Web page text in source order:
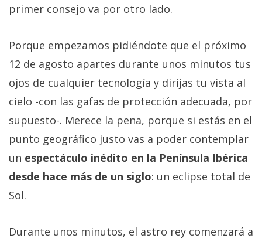
primer consejo va por otro lado.
Porque empezamos pidiéndote que el próximo
12 de agosto apartes durante unos minutos tus
ojos de cualquier tecnología y dirijas tu vista al
cielo -con las gafas de protección adecuada, por
supuesto-. Merece la pena, porque si estás en el
punto geográfico justo vas a poder contemplar
un espectáculo inédito en la Península Ibérica
desde hace más de un siglo: un eclipse total de
Sol.
Durante unos minutos, el astro rey comenzará a